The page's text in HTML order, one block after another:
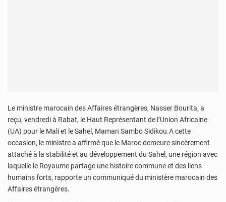
Le ministre marocain des Affaires étrangères, Nasser Bourita, a
reçu, vendredi à Rabat, le Haut Représentant de l’Union Africaine
(UA) pour le Mali et le Sahel, Maman Sambo Sidikou.A cette
occasion, le ministre a affirmé que le Maroc demeure sincèrement
attaché à la stabilité et au développement du Sahel, une région avec
laquelle le Royaume partage une histoire commune et des liens
humains forts, rapporte un communiqué du ministère marocain des
Affaires étrangères.